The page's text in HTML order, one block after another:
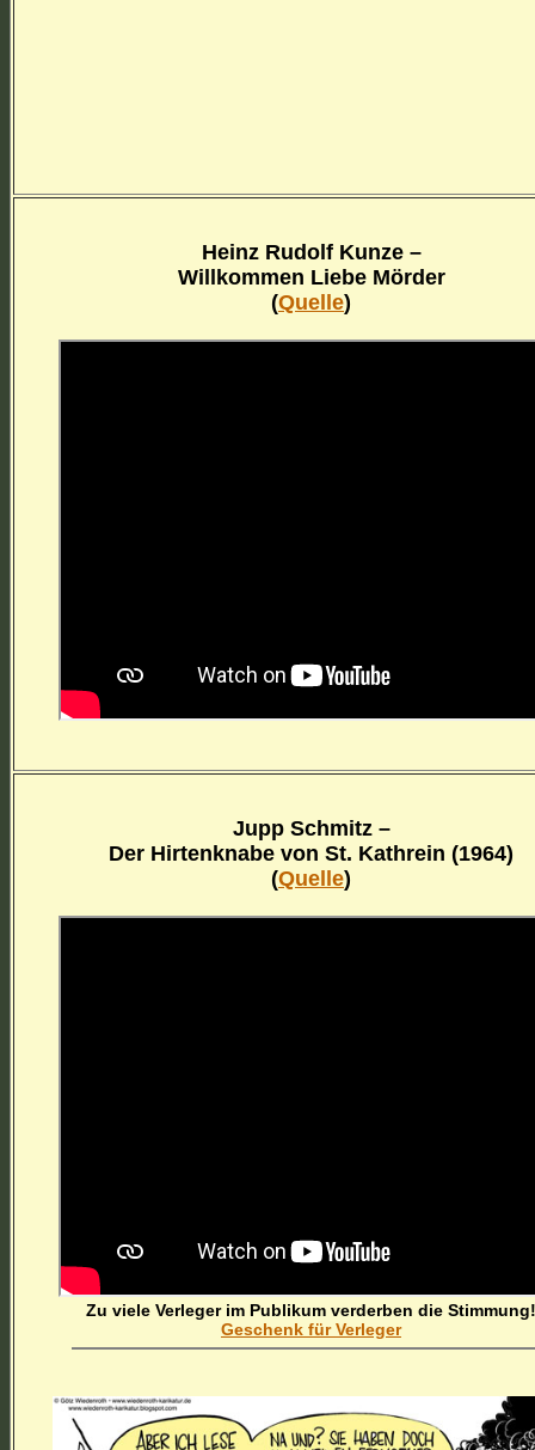
Heinz Rudolf Kunze –
Willkommen Liebe Mörder
(Quelle)
Jupp Schmitz –
Der Hirtenknabe von St. Kathrein (1964)
(Quelle)
Zu viele Verleger im Publikum verderben die Stimmung!
Geschenk für Verleger